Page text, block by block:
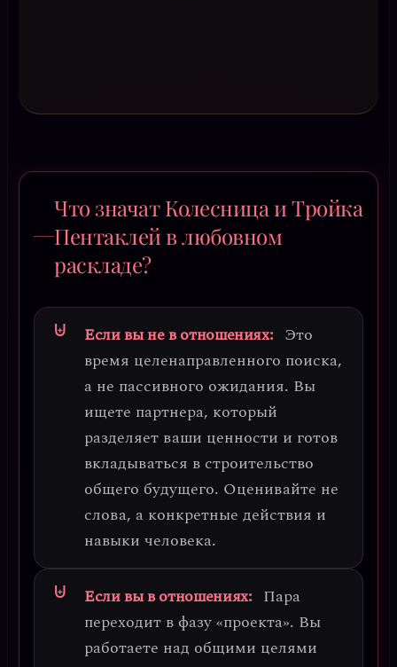
Что значат Колесница и Тройка
Пентаклей в любовном
раскладе?
Если вы не в отношениях: Это
время целенаправленного поиска,
а не пассивного ожидания. Вы
ищете партнера, который
разделяет ваши ценности и готов
вкладываться в строительство
общего будущего. Оценивайте не
слова, а конкретные действия и
навыки человека.
Если вы в отношениях: Пара
переходит в фазу «проекта». Вы
работаете над общими целями